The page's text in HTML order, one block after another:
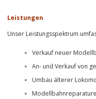
Leistungen
Unser Leistungsspektrum
Verkauf neuer
An- und Verkauf von
Umbau älterer